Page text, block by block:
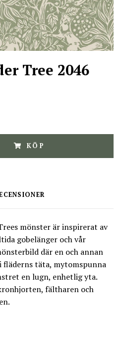
Tree 2046
KÖP
mönster är inspirerat av
gobelänger och vår
där en och annan
fläderns täta, mytomspunna
en lugn, enhetlig yta.
fältharen och